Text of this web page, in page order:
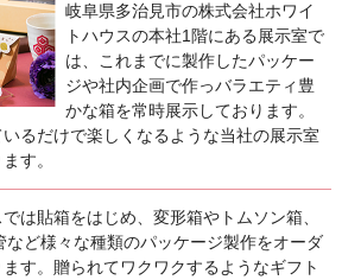
岐阜県多治見市の株式会社ホワイ
トハウスの本社1階にある展示室で
は、これまでに製作したパッケー
ジや社内企画で作っバラエティ豊
かな箱を常時展示しております。
るだけで楽しくなるような当社の展示室
す。
は貼箱をはじめ、変形箱やトムソン箱、
など様々な種類のパッケージ製作をオーダ
す。贈られてワクワクするようなギフト